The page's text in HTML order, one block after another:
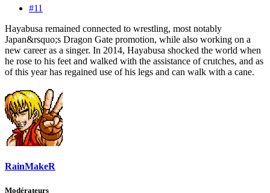
#11
Hayabusa remained connected to wrestling, most notably
Japan&rsquo;s Dragon Gate promotion, while also working on a
new career as a singer. In 2014, Hayabusa shocked the world when
he rose to his feet and walked with the assistance of crutches, and as
of this year has regained use of his legs and can walk with a cane.
RainMakeR
Modérateurs